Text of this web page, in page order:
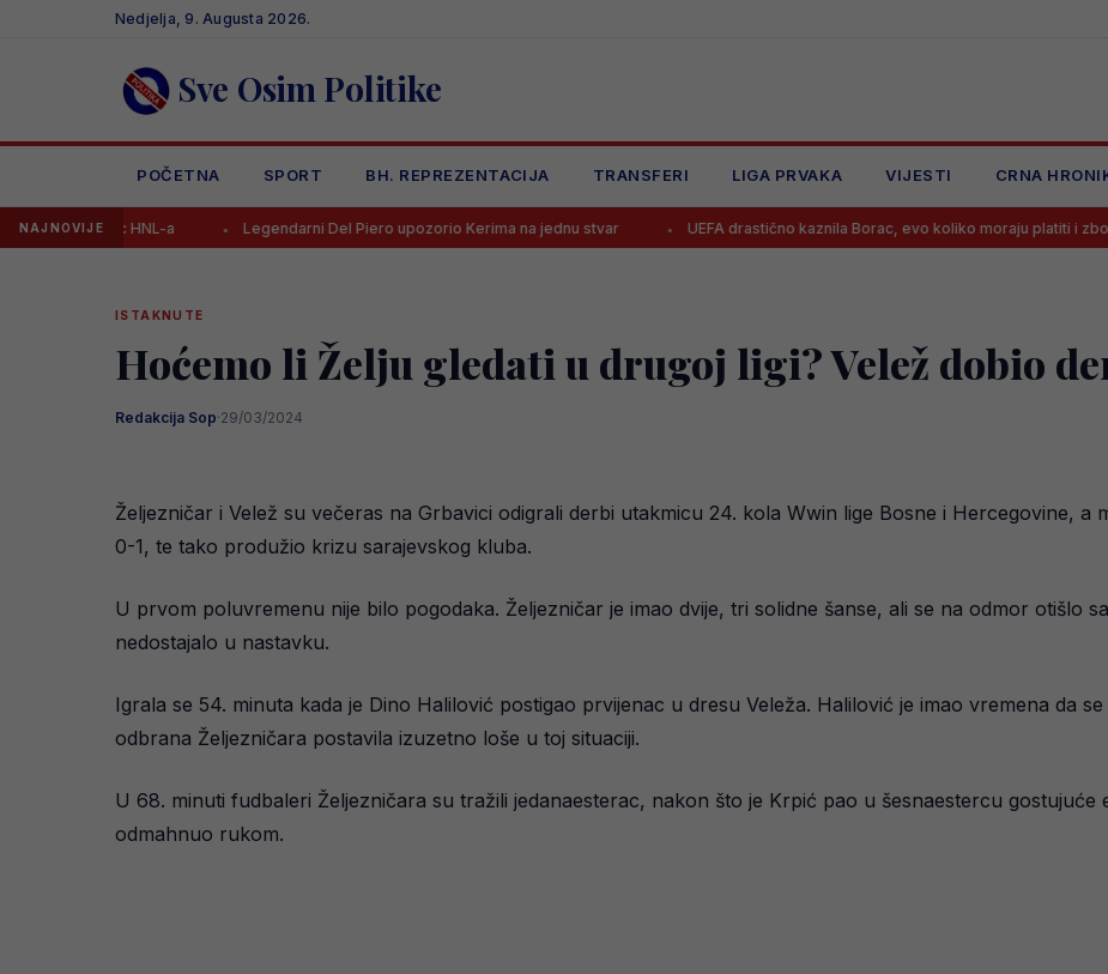
Nedjelja, 9. Augusta 2026.
Sve Osim Politike
POČETNA SPORT BH. REPREZENTACIJA TRANSFERI LIGA PRVAKA VIJESTI CRNA
NAJNOVIJE
HNL-a Legendarni Del Piero upozorio Kerima na jednu stvar UEFA drastično kaznila Borac, evo koliko moraju platiti i zbog čega
ISTAKNUTE
Hoćemo li Želju gledati u drugoj ligi? Velež dobio
Redakcija Sop·29/03/2024
Željezničar i Velež su večeras na Grbavici odigrali derbi utakmicu 24. kola Wwin lige Bosne i Hercegovine, a
0-1, te tako produžio krizu sarajevskog kluba.
U prvom poluvremenu nije bilo pogodaka. Željezničar je imao dvije, tri solidne šanse, ali se na odmor otišlo
nedostajalo u nastavku.
Igrala se 54. minuta kada je Dino Halilović postigao prvijenac u dresu Veleža. Halilović je imao vremena da
odbrana Željezničara postavila izuzetno loše u toj situaciji.
U 68. minuti fudbaleri Željezničara su tražili jedanaesterac, nakon što je Krpić pao u šesnaestercu gostujuće
odmahnuo rukom.